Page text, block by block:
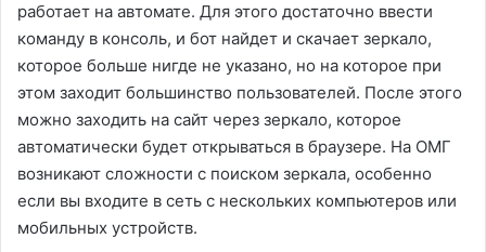
работает на автомате. Для этого достаточно ввести
команду в консоль, и бот найдет и скачает зеркало,
которое больше нигде не указано, но на которое при
этом заходит большинство пользователей. После этого
можно заходить на сайт через зеркало, которое
автоматически будет открываться в браузере. На ОМГ
возникают сложности с поиском зеркала, особенно
если вы входите в сеть с нескольких компьютеров или
мобильных устройств.